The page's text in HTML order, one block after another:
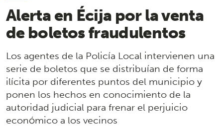
Alerta en Écija por la venta
de boletos fraudulentos
Los agentes de la Policía Local intervienen una
serie de boletos que se distribuían de forma
ilícita por diferentes puntos del municipio y
ponen los hechos en conocimiento de la
autoridad judicial para frenar el perjuicio
económico a los vecinos